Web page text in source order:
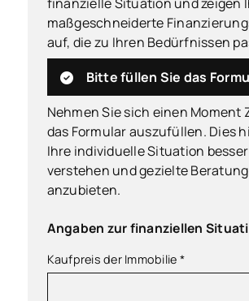
maßgeschneiderte
auf, die zu Ihren Bedürfnissen
Bitte füllen Sie das
Nehmen Sie sich einen Moment
das Formular auszufüllen. Dies
Ihre individuelle Situation
verstehen und gezielte Beratung
anzubieten.
Angaben zur finanziellen
Kaufpreis der Immobilie *